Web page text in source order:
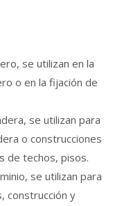
se utilizan en la
o en la fijación de
se utilizan para
o construcciones
de techos, pisos.
se utilizan para
construcción y